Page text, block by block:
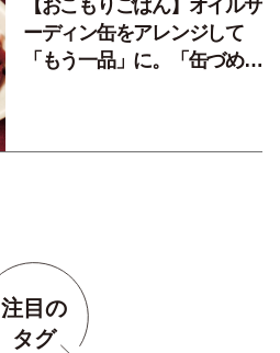
【おこもりごはん】オイルサ
ーディン缶をアレンジして
「もう一品」に。「缶づめ料
注目の
タグ